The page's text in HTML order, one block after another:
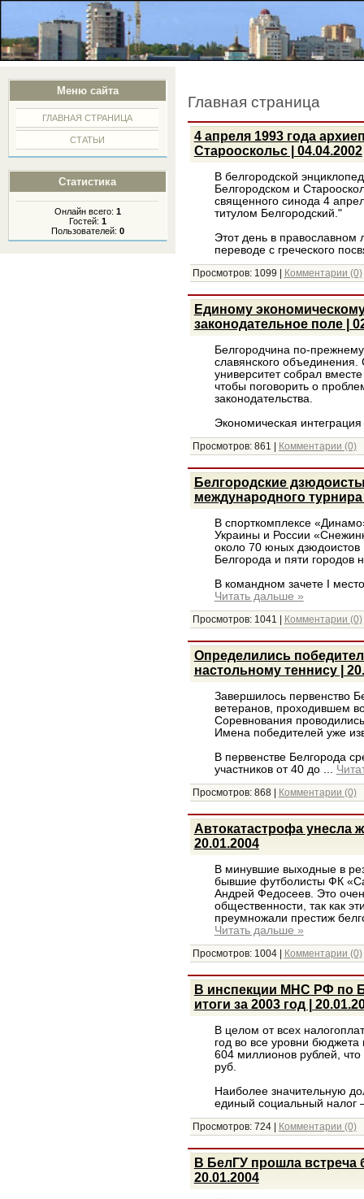
Меню сайта
ГЛАВНАЯ СТРАНИЦА
СТАТЬИ
Статистика
Онлайн всего: 1
Гостей: 1
Пользователей: 0
Главная страница
4 апреля 1993 года
Старооскольс | 04.04.2002
В белгородской
Белгородском и
священного синода 4
титулом Белгородский."
Этот день в православном
переводе с греческого
Просмотров: 1099 Комментарии (0)
Единому
законодательное поле |
Белгородчина по-
славянского объединения.
университет собрал
чтобы поговорить о
законодательства.
Экономическая
Просмотров: 861 Комментарии (0)
Белгородские
международного турнира
В спорткомплексе
Украины и России
около 70 юных дзюдоистов
Белгорода и пяти городов
В командном зачете I
Читать дальше »
Просмотров: 1041 Комментарии (0)
Определились
настольному теннису |
Завершилось первенство
ветеранов, проходившем
Соревнования
Имена победителей уже
В первенстве Белгорода
участников от 40 до ...
Просмотров: 868| Комментарии (0)
Автокатастрофа унесла
20.01.2004
В минувшие выходные в
бывшие футболисты ФК
Андрей Федосеев. Это
общественности, так как
преумножали престиж
Читать дальше »
Просмотров: 1004| Комментарии (0)
В инспекции МНС РФ по
итоги за 2003 год |
В целом от всех
год во все уровни
604 миллионов рублей,
руб.
Наиболее значительную
единый социальный налог
Просмотров: 724| Комментарии (0)
В БелГУ прошла встреча
20.01.2004